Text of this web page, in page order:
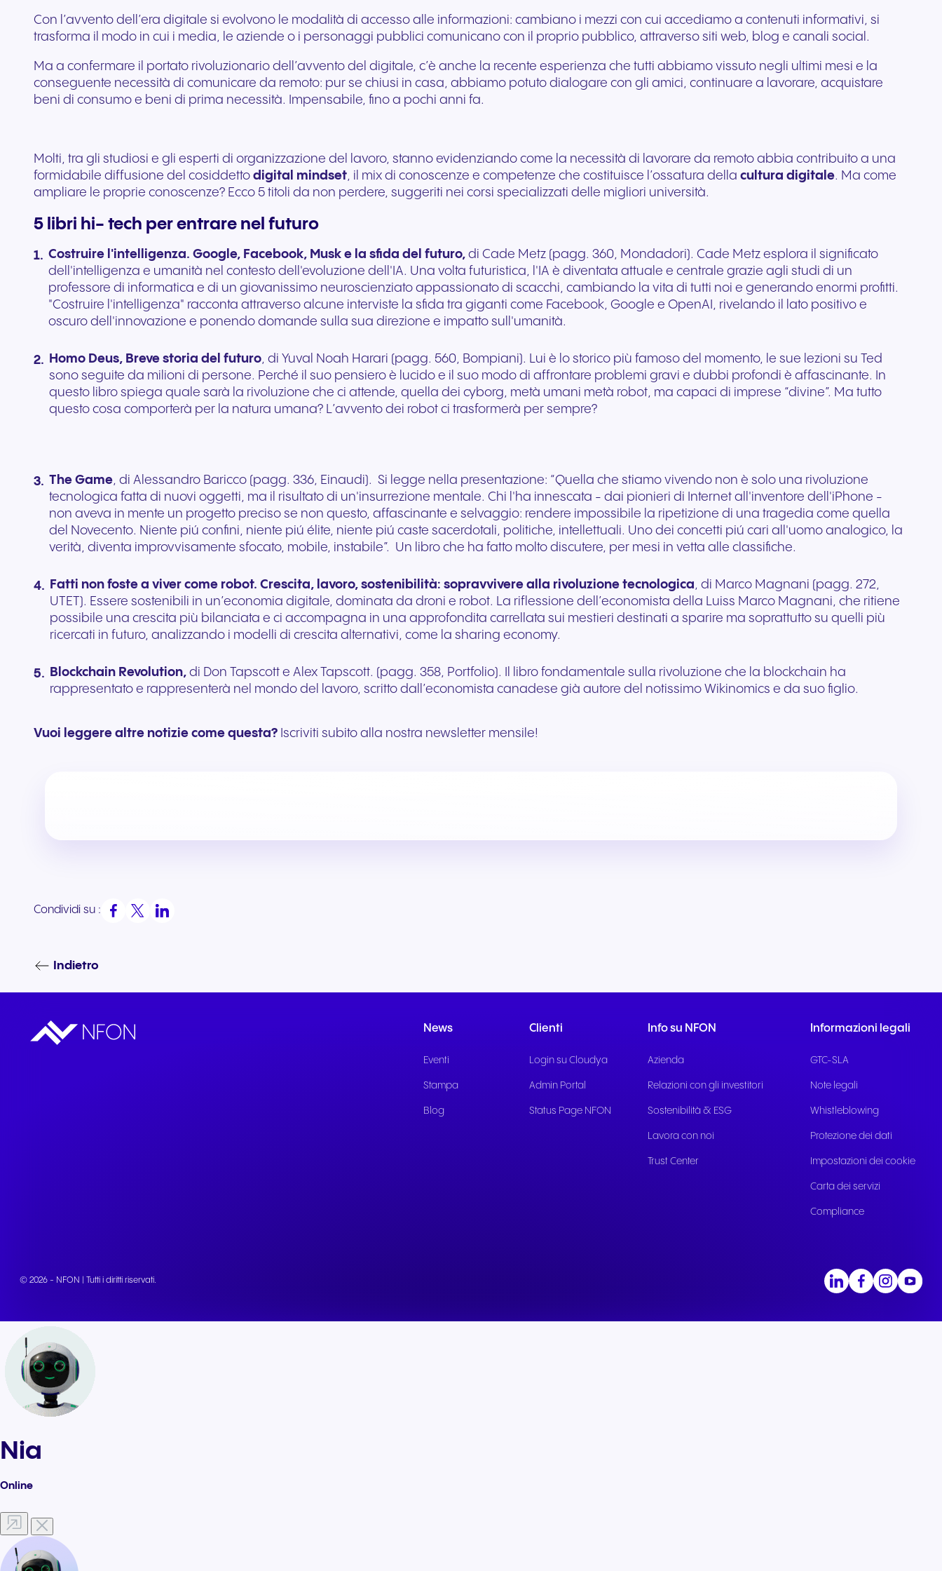
Comunicazione fluida per
offrire esperienze e servizi
Comunicazione affidabile
per servizi pubblici reattivi e
Con l’avvento dell’era digitale si evolvono le modalità di accesso alle informazioni: cambiano i mezzi con cui accediamo a contenuti informativi, si
trasforma il modo in cui i media, le aziende o i personaggi pubblici comunicano con il proprio pubblico, attraverso siti web, blog e canali social.
Ma a confermare il portato rivoluzionario dell’avvento del digitale, c’è anche la recente esperienza che tutti abbiamo vissuto negli ultimi mesi e la
conseguente necessità di comunicare da remoto: pur se chiusi in casa, abbiamo potuto dialogare con gli amici, continuare a lavorare, acquistare
beni di consumo e beni di prima necessità. Impensabile, fino a pochi anni fa.
Molti, tra gli studiosi e gli esperti di organizzazione del lavoro, stanno evidenziando come la necessità di lavorare da remoto abbia contribuito a una
formidabile diffusione del cosiddetto digital mindset, il mix di conoscenze e competenze che costituisce l’ossatura della cultura digitale. Ma come
ampliare le proprie conoscenze? Ecco 5 titoli da non perdere, suggeriti nei corsi specializzati delle migliori università.
5 libri hi- tech per entrare nel futuro
Costruire l'intelligenza. Google, Facebook, Musk e la sfida del futuro,di Cade Metz (pagg. 360, Mondadori). Cade Metz esplora il significato
dell'intelligenza e umanità nel contesto dell'evoluzione dell'IA. Una volta futuristica, l'IA è diventata attuale e centrale grazie agli studi di un
professore di informatica e di un giovanissimo neuroscienziato appassionato di scacchi, cambiando la vita di tutti noi e generando enormi profitti.
"Costruire l'intelligenza" racconta attraverso alcune interviste la sfida tra giganti come Facebook, Google e OpenAI, rivelando il lato positivo e
oscuro dell'innovazione e ponendo domande sulla sua direzione e impatto sull'umanità.
Homo Deus, Breve storia del futuro, di Yuval Noah Harari (pagg. 560, Bompiani). Lui è lo storico più famoso del momento, le sue lezioni su Ted
sono seguite da milioni di persone. Perché il suo pensiero è lucido e il suo modo di affrontare problemi gravi e dubbi profondi è affascinante. In
questo libro spiega quale sarà la rivoluzione che ci attende, quella dei cyborg, metà umani metà robot, ma capaci di imprese “divine”. Ma tutto
questo cosa comporterà per la natura umana? L’avvento dei robot ci trasformerà per sempre?
The Game, di Alessandro Baricco (pagg. 336, Einaudi). Si legge nella presentazione: “Quella che stiamo vivendo non è solo una rivoluzione
tecnologica fatta di nuovi oggetti, ma il risultato di un'insurrezione mentale. Chi l'ha innescata - dai pionieri di Internet all'inventore dell'iPhone -
non aveva in mente un progetto preciso se non questo, affascinante e selvaggio: rendere impossibile la ripetizione di una tragedia come quella
del Novecento. Niente piú confini, niente piú élite, niente piú caste sacerdotali, politiche, intellettuali. Uno dei concetti piú cari all'uomo analogico, la
verità, diventa improvvisamente sfocato, mobile, instabile”. Un libro che ha fatto molto discutere, per mesi in vetta alle classifiche.
Fatti non foste a viver come robot. Crescita, lavoro, sostenibilità: sopravvivere alla rivoluzione tecnologica, di Marco Magnani (pagg. 272,
UTET). Essere sostenibili in un’economia digitale, dominata da droni e robot. La riflessione dell’economista della Luiss Marco Magnani, che ritiene
possibile una crescita più bilanciata e ci accompagna in una approfondita carrellata sui mestieri destinati a sparire ma soprattutto su quelli più
ricercati in futuro, analizzando i modelli di crescita alternativi, come la sharing economy.
Blockchain Revolution,di Don Tapscott e Alex Tapscott. (pagg. 358, Portfolio). Il libro fondamentale sulla rivoluzione che la blockchain ha
rappresentato e rappresenterà nel mondo del lavoro, scritto dall’economista canadese già autore del notissimo Wikinomics e da suo figlio.
Vuoi leggere altre notizie come questa? Iscriviti subito alla nostra newsletter mensile!
Condividi su :
Indietro
News
Eventi
Stampa
Blog
Clienti
Login su Cloudya
Admin Portal
Status Page NFON
Info su NFON
Azienda
Relazioni con gli investitori
Sostenibilità & ESG
Lavora con noi
Trust Center
Informazioni legali
GTC-SLA
Note legali
Whistleblowing
Protezione dei dati
Impostazioni dei cookie
Carta dei servizi
Compliance
© 2026 - NFON | Tutti i diritti riservati.